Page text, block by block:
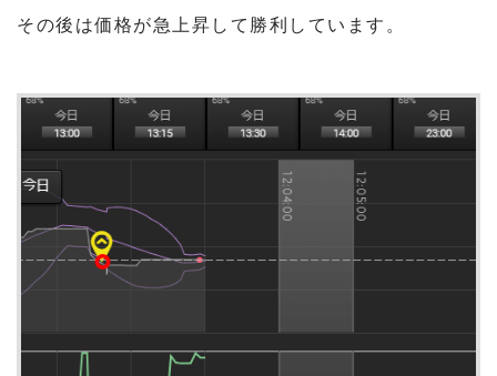
その後は価格が急上昇して勝利しています。